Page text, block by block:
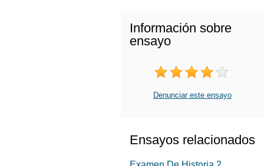
Información sobre
ensayo
Denunciar este ensayo
Ensayos relacionados